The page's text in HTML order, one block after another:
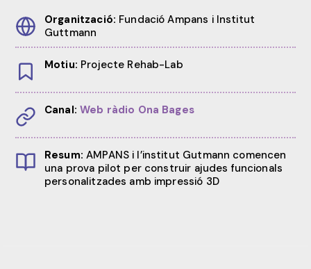
Organització: Fundació Ampans i Institut
Guttmann
Motiu: Projecte Rehab-Lab
Canal: Web ràdio Ona Bages
Resum: AMPANS i l’institut Gutmann comencen
una prova pilot per construir ajudes funcionals
personalitzades amb impressió 3D